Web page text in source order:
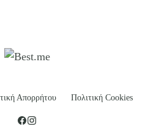
Απορρήτου Πολιτική Cookies